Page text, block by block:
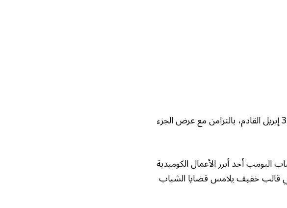
أعلنت منصة نتفليكس «Netflix» عرض فيلم شباب البومب في 3 إبريل القادم، بالتزامن مع عرض الجزء
أحد أبرز الأعمال الكوميدية
قالب خفيف يلامس قضايا الشباب